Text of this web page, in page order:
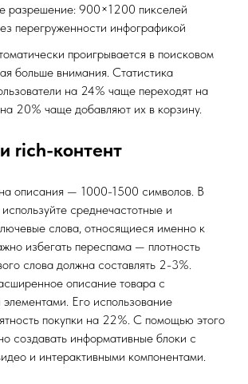
разрешение: 900×1200 пикселей
перегруженности инфографикой
проигрывается в поисковом
больше внимания. Статистика
на 24% чаще переходят на
20% чаще добавляют их в корзину.
rich-контент
описания — 1000-1500 символов. В
среднечастотные и
слова, относящиеся именно к
избегать переспама — плотность
слова должна составлять 2-3%.
описание товара с
Его использование
покупки на 22%. С помощью этого
создавать информативные блоки с
и интерактивными компонентами.